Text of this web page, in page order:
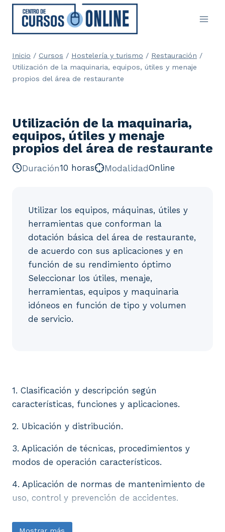
Saltar
contenido
Inicio / Cursos / Hostelería y turismo / Restauración /
Utilización de la maquinaria, equipos, útiles y menaje
propios del área de restaurante
Utilización de la maquinaria,
equipos, útiles y menaje
propios del área de restaurante
Duración10 horas ModalidadOnline
Utilizar los equipos, máquinas, útiles y
herramientas que conforman la
dotación básica del área de restaurante,
de acuerdo con sus aplicaciones y en
función de su rendimiento óptimo
Seleccionar los útiles, menaje,
herramientas, equipos y maquinaria
idóneos en función de tipo y volumen
de servicio.
1. Clasificación y descripción según
características, funciones y aplicaciones.
2. Ubicación y distribución.
3. Aplicación de técnicas, procedimientos y
modos de operación característicos.
4. Aplicación de normas de mantenimiento de
uso, control y prevención de accidentes.
Mostrar más